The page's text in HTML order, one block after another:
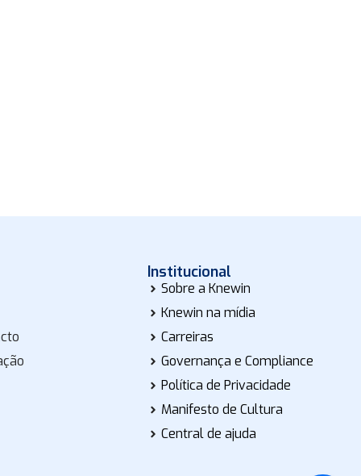
Institucional
Sobre a Knewin
Knewin na mídia
Carreiras
Governança e Compliance
Política de Privacidade
Manifesto de Cultura
Central de ajuda